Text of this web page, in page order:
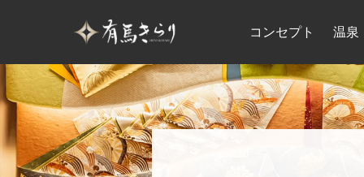
コンセプト 温泉